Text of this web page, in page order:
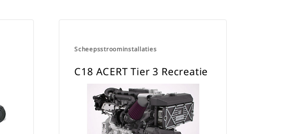
Scheepsstroominstallaties
C18 ACERT Tier 3 Recreatie